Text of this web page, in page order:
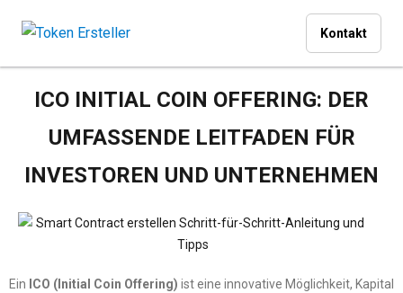
Kontakt
ICO INITIAL COIN OFFERING: DER
UMFASSENDE LEITFADEN FÜR
INVESTOREN UND UNTERNEHMEN
Ein ICO (Initial Coin Offering) ist eine innovative Möglichkeit, Kapital